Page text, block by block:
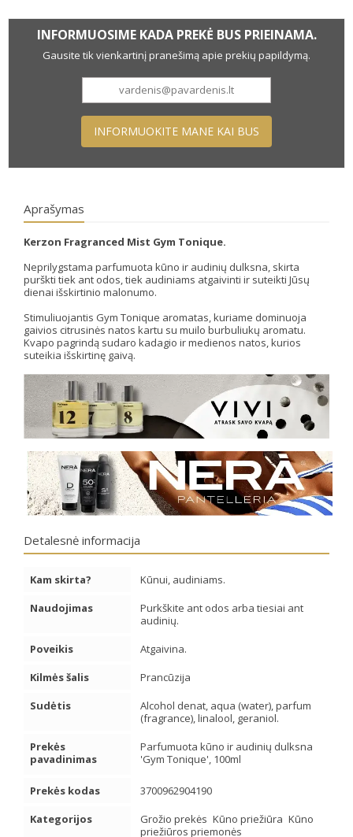
INFORMUOSIME KADA PREKĖ BUS PRIEINAMA.
Gausite tik vienkartinį pranešimą apie prekių papildymą.
INFORMUOKITE MANE KAI BUS
Aprašymas
Kerzon Fragranced Mist Gym Tonique.
Neprilygstama parfumuota kūno ir audinių dulksna, skirta
purškti tiek ant odos, tiek audiniams atgaivinti ir suteikti Jūsų
dienai išskirtinio malonumo.
Stimuliuojantis Gym Tonique aromatas, kuriame dominuoja
gaivios citrusinės natos kartu su muilo burbuliukų aromatu.
Kvapo pagrindą sudaro kadagio ir medienos natos, kurios
suteikia išskirtinę gaivą.
Detalesnė informacija
Kam skirta?
Kūnui, audiniams.
Naudojimas
Purkškite ant odos arba tiesiai ant
audinių.
Poveikis
Atgaivina.
Kilmės šalis
Prancūzija
Sudėtis
Alcohol denat, aqua (water), parfum
(fragrance), linalool, geraniol.
Prekės
pavadinimas
Parfumuota kūno ir audinių dulksna
'Gym Tonique', 100ml
Prekės kodas
3700962904190
Kategorijos
Grožio prekės Kūno priežiūra Kūno
priežiūros priemonės